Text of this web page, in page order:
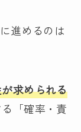
進めるのは
求められる
「確率・責